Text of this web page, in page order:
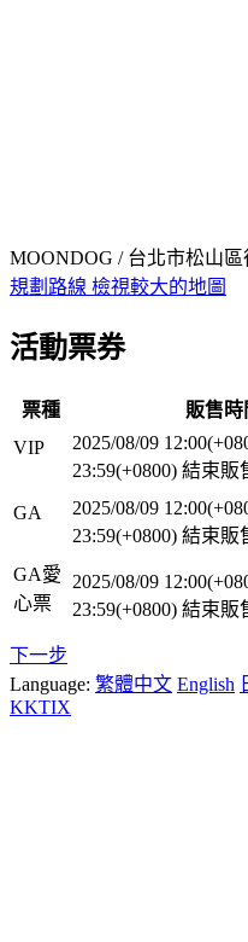
MOONDOG / 台北市松山
規劃路線 檢視較大的地圖
活動票券
票種 販售時
VIP
2025/08/09
23:59(+0800) 結束販
GA 2025/08/09
23:59(+0800) 結束販
GA愛
心票
2025/08/09
23:59(+0800) 結束販
下一步
Language: 繁體中文 English
KKTIX